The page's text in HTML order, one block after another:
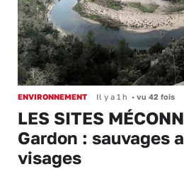
ENVIRONNEMENT Il y a 1 h • vu 42 fois
LES SITES
Gardon : sauvages
visages